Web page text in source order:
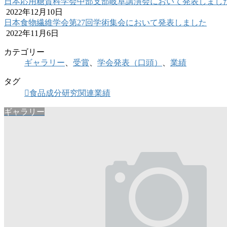
2022年12月10日
日本食物繊維学会第27回学術集会において発表しました
2022年11月6日
カテゴリー
ギャラリー
受賞 学会発表（口頭） 業績
タグ
食品成分研究関連業績
ギャラリー